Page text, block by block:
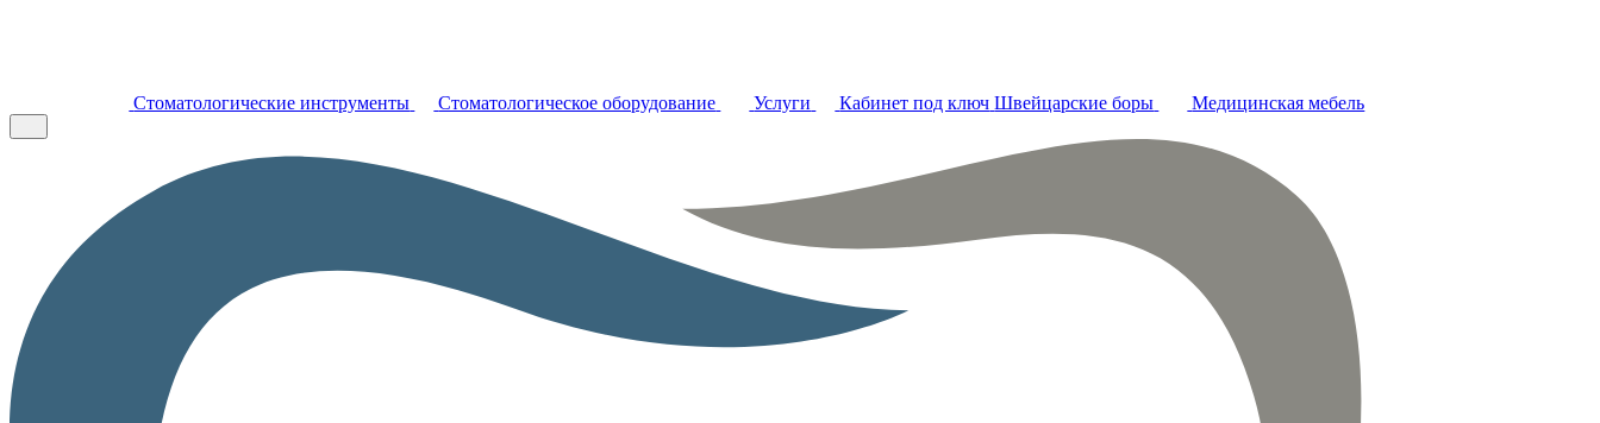
Стоматологические инструменты Стоматологическое оборудование Услуги Кабинет под ключ Швейцарские боры Медицинская мебель